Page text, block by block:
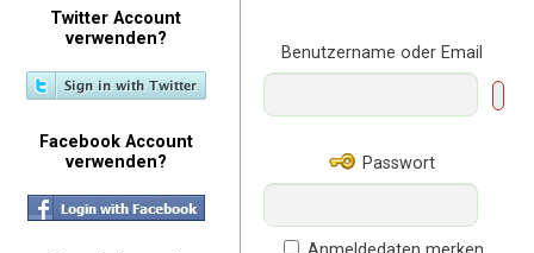
Twitter Account
verwenden?
Benutzername oder Email
Passwort
Facebook Account
verwenden?